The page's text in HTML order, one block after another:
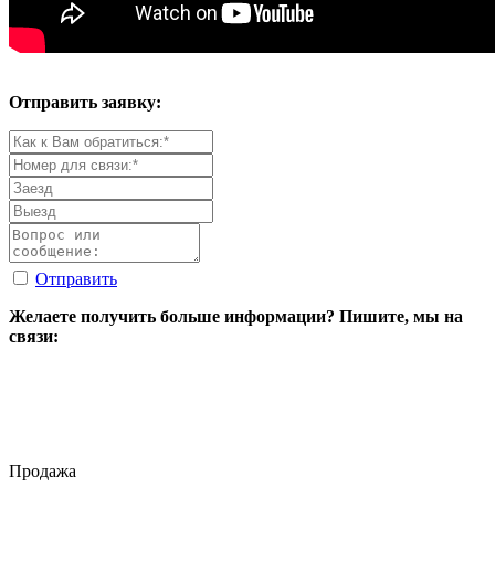
Отправить заявку:
Отправить
Желаете получить больше информации? Пишите, мы на
связи:
Продажа